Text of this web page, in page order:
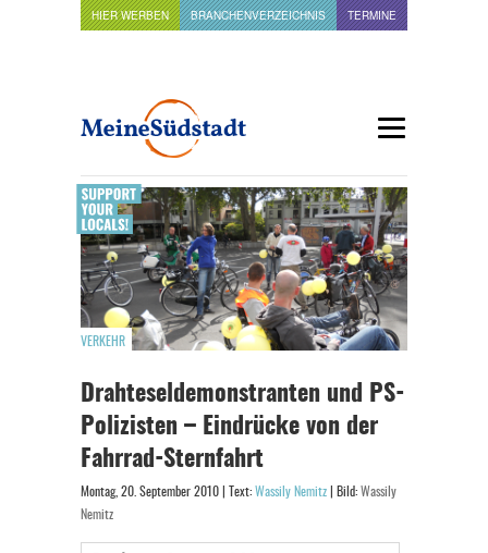
HIER WERBEN BRANCHENVERZEICHNIS TERMINE
VERKEHR
Drahteseldemonstranten und PS-
Polizisten – Eindrücke von der
Fahrrad-Sternfahrt
Montag, 20. September 2010 | Text: Wassily Nemitz | Bild: Wassily
Nemitz